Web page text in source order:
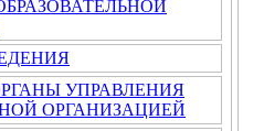
УПРАВЛЕНИЯ
ОРГАНИЗАЦИЕЙ